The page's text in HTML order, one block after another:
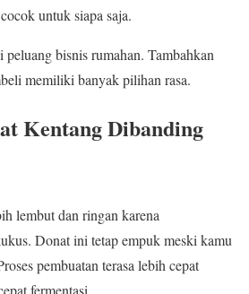
untuk siapa saja.
peluang bisnis rumahan. Tambahkan
memiliki banyak pilihan rasa.
Kentang Dibanding
lembut dan ringan karena
Donat ini tetap empuk meski kamu
pembuatan terasa lebih cepat